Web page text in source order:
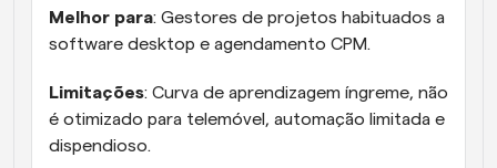
Melhor para: Gestores de projetos habituados a
software desktop e agendamento CPM.
Limitações: Curva de aprendizagem íngreme, não
é otimizado para telemóvel, automação limitada e
dispendioso.